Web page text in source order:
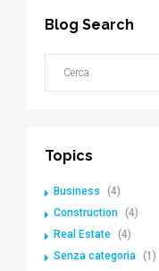
Blog Search
Topics
Business
(4)
Construction (4)
Real Estate (4)
Senza categoria (1)